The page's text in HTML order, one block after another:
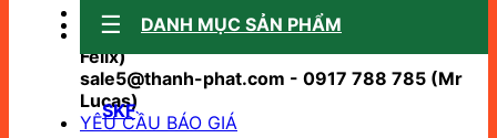
Sale support:
sale10@thanh-phat.com - 0941 062 224 (Mr
Felix)
sale5@thanh-phat.com - 0917 788 785 (Mr
Lucas)
YÊU CẦU BÁO GIÁ
DANH MỤC SẢN PHẨM
SKF